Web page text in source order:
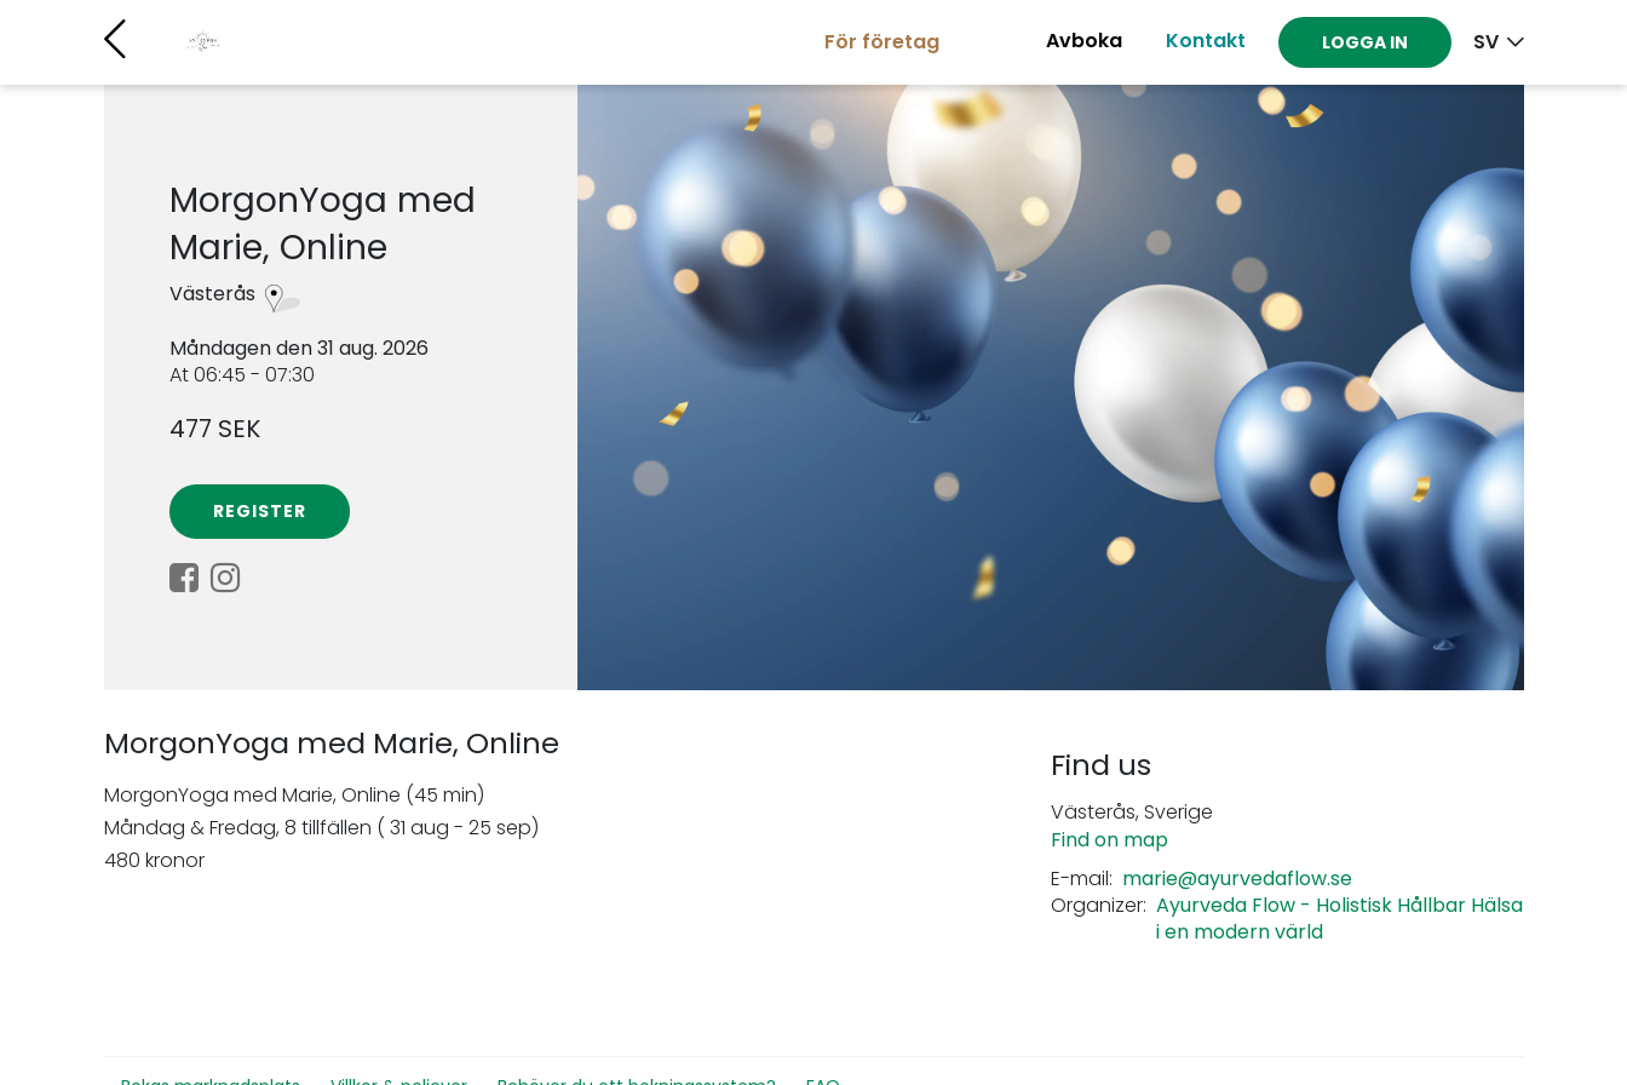
För företag Avboka Kontakt LOGGA IN SV
MorgonYoga med
Marie, Online
Västerås
Måndagen den 31 aug. 2026
At 06:45 - 07:30
477 SEK
MorgonYoga med Marie, Online
MorgonYoga med Marie, Online (45 min)
Måndag & Fredag, 8 tillfällen ( 31 aug - 25 sep)
480 kronor
Find us
Västerås, Sverige
Find on map
E-mail: marie@ayurvedaflow.se
Organizer: Ayurveda Flow - Holistisk Hållbar Hälsa
i en modern värld